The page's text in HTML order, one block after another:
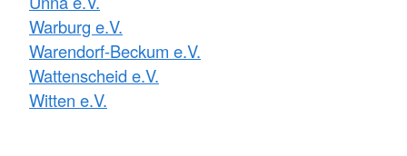
Warburg e.V.
Warendorf-Beckum e.V.
Wattenscheid e.V.
Witten e.V.